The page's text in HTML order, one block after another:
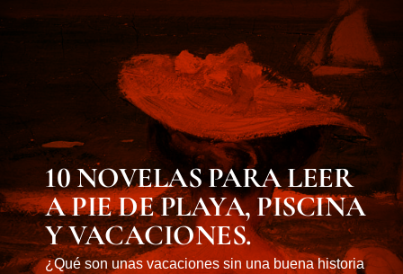
10 NOVELAS PARA LEER
A PIE DE PLAYA, PISCINA
Y VACACIONES.
¿Qué son unas vacaciones sin una buena historia